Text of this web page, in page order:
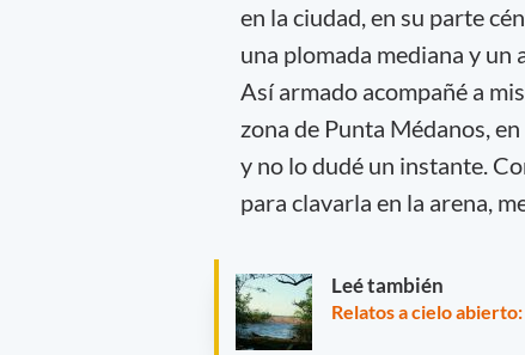
en la ciudad, en su parte
una plomada mediana y un
Así armado acompañé a
zona de Punta Médanos,
y no lo dudé un instante.
para clavarla en la arena,
Leé también
Relatos a cielo